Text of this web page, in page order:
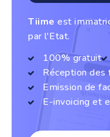
Tiime est
par l'Etat.
100% gratuit
Réception des
Emission de
E-invoicing et